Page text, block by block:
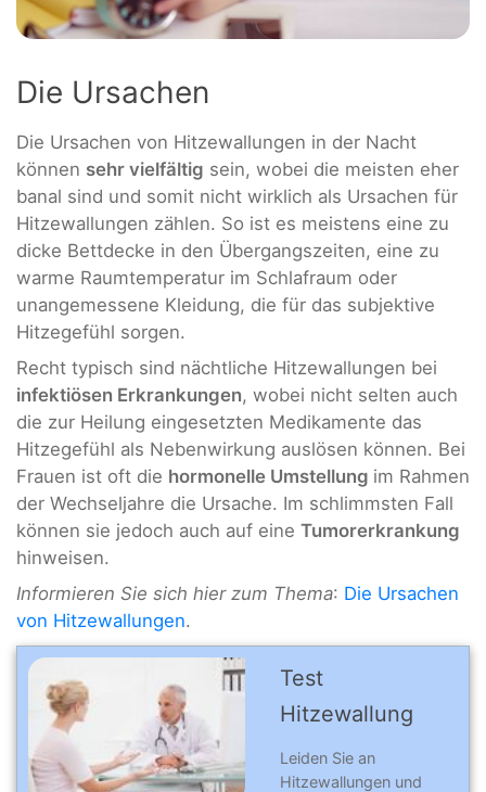
Die Ursachen
Die Ursachen von Hitzewallungen in der Nacht
können sehr vielfältig sein, wobei die meisten eher
banal sind und somit nicht wirklich als Ursachen für
Hitzewallungen zählen. So ist es meistens eine zu
dicke Bettdecke in den Übergangszeiten, eine zu
warme Raumtemperatur im Schlafraum oder
unangemessene Kleidung, die für das subjektive
Hitzegefühl sorgen.
Recht typisch sind nächtliche Hitzewallungen bei
infektiösen Erkrankungen, wobei nicht selten auch
die zur Heilung eingesetzten Medikamente das
Hitzegefühl als Nebenwirkung auslösen können. Bei
Frauen ist oft die hormonelle Umstellung im Rahmen
der Wechseljahre die Ursache. Im schlimmsten Fall
können sie jedoch auch auf eine Tumorerkrankung
hinweisen.
Informieren Sie sich hier zum Thema: Die Ursachen
von Hitzewallungen.
Test
Hitzewallung
Leiden Sie an
Hitzewallungen und